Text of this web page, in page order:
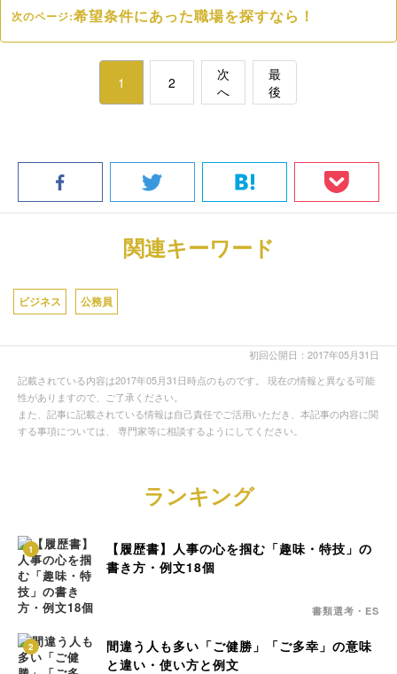
次のページ:希望条件にあった職場を探すなら！
1 2
次
へ
最
後
関連キーワード
ビジネス 公務員
初回公開日：2017年05月31日
記載されている内容は2017年05月31日時点のものです。 現在の情報と異なる可能
性がありますので、ご了承ください。
また、記事に記載されている情報は自己責任でご活用いただき、本記事の内容に関
する事項については、 専門家等に相談するようにしてください。
ランキング
1
【履歴書】人事の心を掴む「趣味・特技」の
書き方・例文18個
書類選考・ES
2
間違う人も多い「ご健勝」「ご多幸」の意味
と違い・使い方と例文